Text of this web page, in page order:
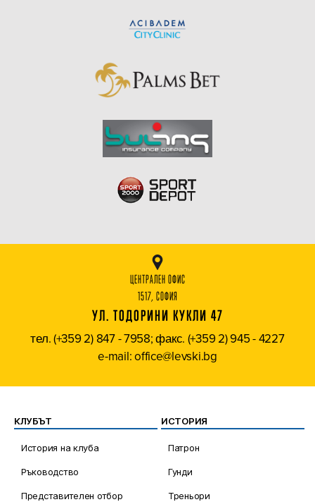
ЦЕНТРАЛЕН ОФИС
1517, СОФИЯ
УЛ. ТОДОРИНИ КУКЛИ 47
тел. (+359 2) 847 - 7958; факс. (+359 2) 945 - 4227
e-mail: office@levski.bg
КЛУБЪТ
История на клуба
Ръководство
Представителен отбор
ИСТОРИЯ
Патрон
Гунди
Треньори